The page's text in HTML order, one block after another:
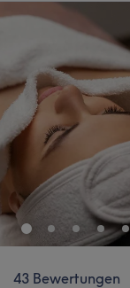
43 Bewertungen